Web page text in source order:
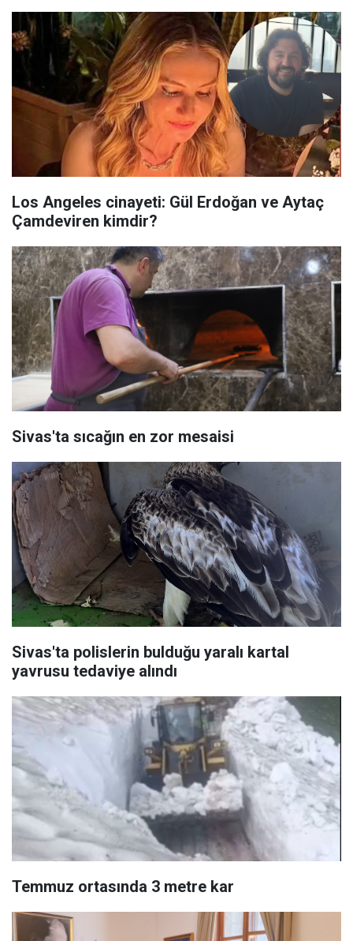
Los Angeles cinayeti: Gül Erdoğan ve Aytaç
Çamdeviren kimdir?
Sivas'ta sıcağın en zor mesaisi
Sivas'ta polislerin bulduğu yaralı kartal
yavrusu tedaviye alındı
Temmuz ortasında 3 metre kar